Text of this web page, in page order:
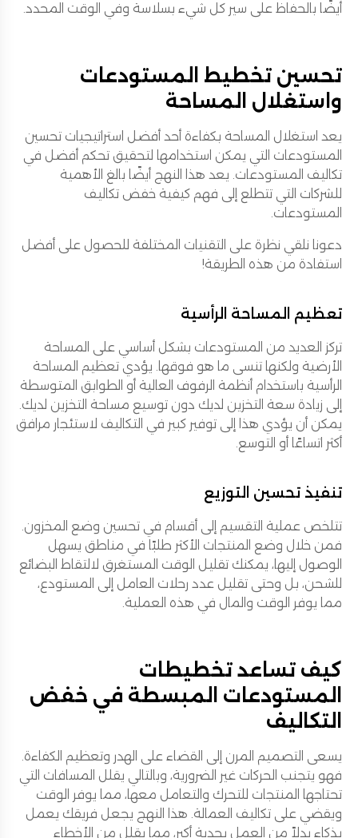
أيضًا بالحفاظ على سير كل شيء بسلاسة وفي الوقت المحدد.
تحسين تخطيط المستودعات
واستغلال المساحة
يعد استغلال المساحة بكفاءة أحد أفضل استراتيجيات تحسين
المستودعات التي يمكن استخدامها لتحقيق تحكم أفضل في
تكاليف المستودعات. يعد هذا النهج أيضًا بالغ الأهمية
للشركات التي تتطلع إلى فهم كيفية خفض تكاليف
المستودعات.
دعونا نلقي نظرة على التقنيات المختلفة للحصول على أفضل
استفادة من هذه الطريقة!
تعظيم المساحة الرأسية
تركز العديد من المستودعات بشكل أساسي على المساحة
الأرضية ولكنها تنسى ما هو فوقها. يؤدي تعظيم المساحة
الرأسية باستخدام أنظمة الرفوف العالية أو الطوابق المتوسطة
إلى زيادة سعة التخزين لديك دون توسيع مساحة التخزين لديك.
يمكن أن يؤدي هذا إلى توفير كبير في التكاليف لاستئجار مرافق
أكثر اتساعًا أو التوسع.
تنفيذ تحسين التوزيع
تتلخص عملية التقسيم إلى أقسام في تحسين وضع المخزون.
فمن خلال وضع المنتجات الأكثر طلبًا في مناطق يسهل
الوصول إليها، يمكنك تقليل الوقت المستغرق لالتقاط البضائع
للشحن، بل وحتى تقليل عدد رحلات العامل إلى المستودع،
مما يوفر الوقت والمال في هذه العملية.
كيف تساعد تخطيطات
المستودعات المبسطة في خفض
التكاليف
يسعى التصميم المرن إلى القضاء على الهدر وتعظيم الكفاءة.
فهو يتجنب الحركات غير الضرورية، وبالتالي يقلل المسافات التي
تحتاجها المنتجات للتحرك والتعامل معها، مما يوفر الوقت
ويقضي على تكاليف العمالة. هذا النهج يجعل فريقك يعمل
بذكاء بدلاً من العمل بجدية أكبر، مما يقلل من الأخطاء